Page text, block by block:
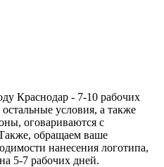
Краснодар - 7-10 рабочих
условия, а также
оговариваются с
обращаем ваше
нанесения логотипа,
5-7 рабочих дней.